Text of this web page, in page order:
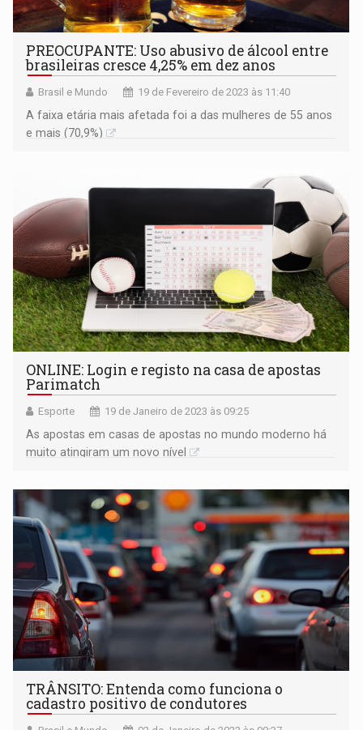
PREOCUPANTE: Uso abusivo de álcool entre
brasileiras cresce 4,25% em dez anos
Brasil e Mundo 19 de Fevereiro de 2023 às 11:40
A faixa etária mais afetada foi a das mulheres de 55 anos
e mais (70,9%)
ONLINE: Login e registo na casa de apostas
Parimatch
Esporte 19 de Janeiro de 2023 às 09:25
As apostas em casas de apostas no mundo moderno há
muito atingiram um novo nível
TRÂNSITO: Entenda como funciona o
cadastro positivo de condutores